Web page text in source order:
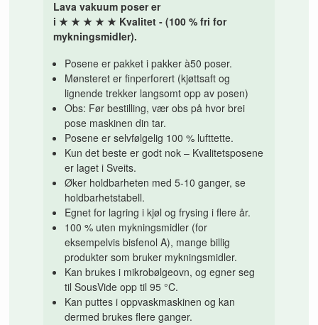
Lava vakuum poser er
i★ ★ ★ ★ ★ Kvalitet - (100 % fri for
mykningsmidler).
Posene er pakket i pakker à50 poser.
Mønsteret er finperforert (kjøttsaft og
lignende trekker langsomt opp av posen)
Obs: Før bestilling, vær obs på hvor brei
pose maskinen din tar.
Posene er selvfølgelig 100 % lufttette.
Kun det beste er godt nok – Kvalitetsposene
er laget i Sveits.
Øker holdbarheten med 5-10 ganger, se
holdbarhetstabell.
Egnet for lagring i kjøl og frysing i flere år.
100 % uten mykningsmidler (for
eksempelvis bisfenol A), mange billig
produkter som bruker mykningsmidler.
Kan brukes i mikrobølgeovn, og egner seg
til SousVide opp til 95 °C.
Kan puttes i oppvaskmaskinen og kan
dermed brukes flere ganger.